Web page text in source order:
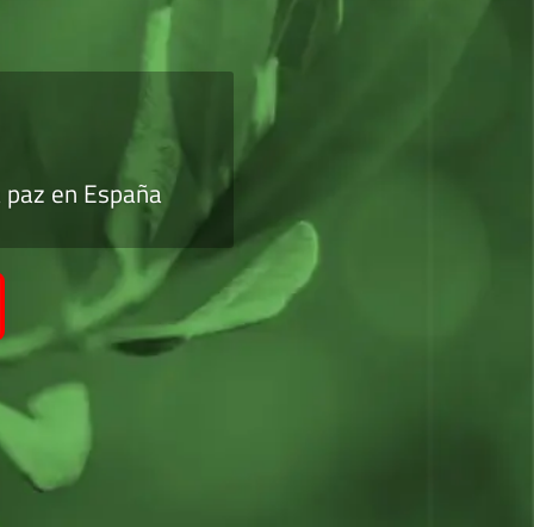
en España